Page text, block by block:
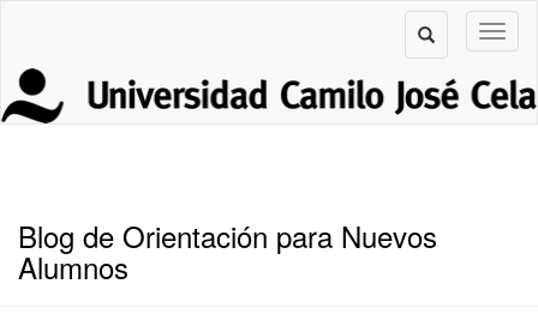
Blog de Orientación para Nuevos
Alumnos